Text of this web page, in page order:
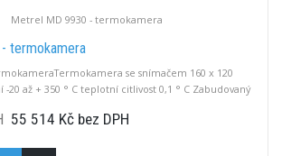
termokamera
se snímačem 160 x 120
-20 až + 350 ° C teplotní citlivost 0,1 ° C Zabudovaný
pádu až 2m
55 514 Kč bez DPH